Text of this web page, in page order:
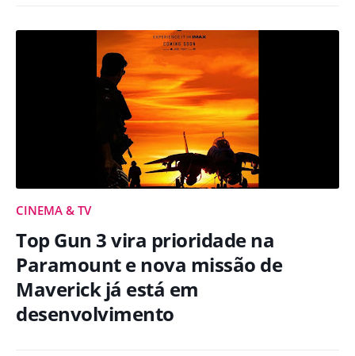
CINEMA & TV
Top Gun 3 vira prioridade na
Paramount e nova missão de
Maverick já está em
desenvolvimento